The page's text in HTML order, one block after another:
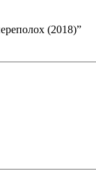
(2018)”